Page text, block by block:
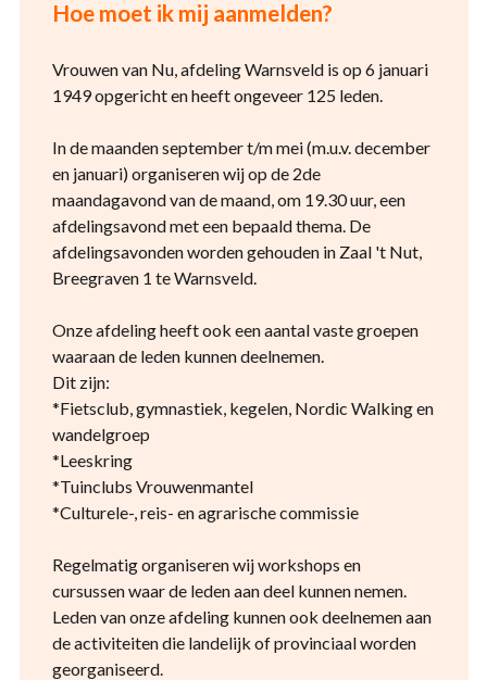
Hoe moet ik mij aanmelden?
Vrouwen van Nu, afdeling Warnsveld is op 6 januari
1949 opgericht en heeft ongeveer 125 leden.
In de maanden september t/m mei (m.u.v. december
en januari) organiseren wij op de 2de
maandagavond van de maand, om 19.30 uur, een
afdelingsavond met een bepaald thema. De
afdelingsavonden worden gehouden in Zaal 't Nut,
Breegraven 1 te Warnsveld.
Onze afdeling heeft ook een aantal vaste groepen
waaraan de leden kunnen deelnemen.
Dit zijn:
*Fietsclub, gymnastiek, kegelen, Nordic Walking en
wandelgroep
*Leeskring
*Tuinclubs Vrouwenmantel
*Culturele-, reis- en agrarische commissie
Regelmatig organiseren wij workshops en
cursussen waar de leden aan deel kunnen nemen.
Leden van onze afdeling kunnen ook deelnemen aan
de activiteiten die landelijk of provinciaal worden
georganiseerd.